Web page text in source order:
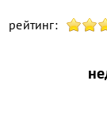
рейтинг: